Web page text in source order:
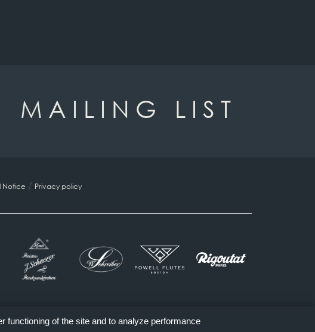
MAILING LIST
Notice / Privacy policy
functioning of the site and to analyze performance